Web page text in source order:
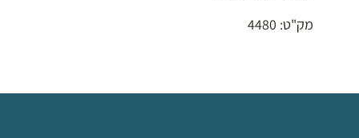
מק"ט: 4480